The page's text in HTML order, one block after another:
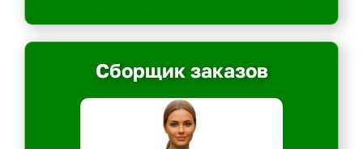
Сборщик заказов